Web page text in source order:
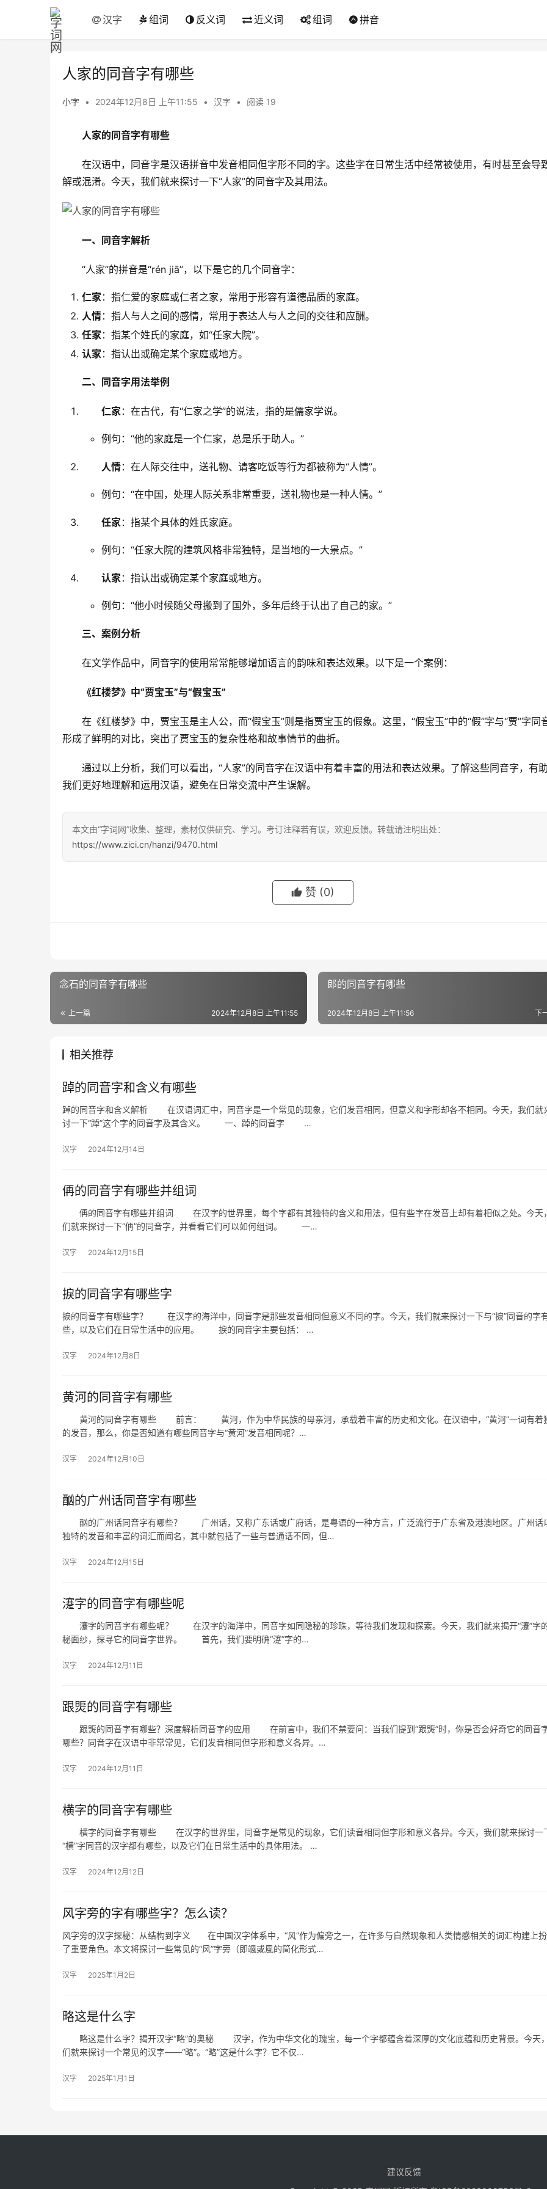
汉字 组词 反义词 近义词 组词 拼音
人家的同音字有哪些
小字 • 2024年12月8日 上午11:55 • 汉字 • 阅读 19
人家的同音字有哪些
在汉语中，同音字是汉语拼音中发音相同但字形不同的字。这些字在日常生活中经常被使用，有时甚至会导
解或混淆。今天，我们就来探讨一下“人家”的同音字及其用法。
一、同音字解析
“人家”的拼音是“rén jiā”，以下是它的几个同音字：
仁家：指仁爱的家庭或仁者之家，常用于形容有道德品质的家庭。
人情：指人与人之间的感情，常用于表达人与人之间的交往和应酬。
任家：指某个姓氏的家庭，如“任家大院”。
认家：指认出或确定某个家庭或地方。
二、同音字用法举例
仁家：在古代，有“仁家之学”的说法，指的是儒家学说。
例句：“他的家庭是一个仁家，总是乐于助人。”
人情：在人际交往中，送礼物、请客吃饭等行为都被称为“人情”。
例句：“在中国，处理人际关系非常重要，送礼物也是一种人情。”
任家：指某个具体的姓氏家庭。
例句：“任家大院的建筑风格非常独特，是当地的一大景点。”
认家：指认出或确定某个家庭或地方。
例句：“他小时候随父母搬到了国外，多年后终于认出了自己的家。”
三、案例分析
在文学作品中，同音字的使用常常能够增加语言的韵味和表达效果。以下是一个案例：
《红楼梦》中“贾宝玉”与“假宝玉”
在《红楼梦》中，贾宝玉是主人公，而“假宝玉”则是指贾宝玉的假象。这里，“假宝玉”中的“假”字与“贾”字同
形成了鲜明的对比，突出了贾宝玉的复杂性格和故事情节的曲折。
通过以上分析，我们可以看出，“人家”的同音字在汉语中有着丰富的用法和表达效果。了解这些同音字，有
我们更好地理解和运用汉语，避免在日常交流中产生误解。
本文由“字词网”收集、整理，素材仅供研究、学习。考订注释若有误，欢迎反馈。转载请注明出处：
https://www.zici.cn/hanzi/9470.html
赞 (0)
念石的同音字有哪些
上一篇 2024年12月8日 上午11:55
郎的同音字有哪些
下
2024年12月8日 上午11:56
相关推荐
踔的同音字和含义有哪些
踔的同音字和含义解析 在汉语词汇中，同音字是一个常见的现象，它们发音相同，但意义和字形却各不相同。今天，我们就
讨一下“踔”这个字的同音字及其含义。 一、踔的同音字 …
汉字 2024年12月14日
侢的同音字有哪些并组词
侢的同音字有哪些并组词 在汉字的世界里，每个字都有其独特的含义和用法，但有些字在发音上却有着相似之处。今天
们就来探讨一下“侢”的同音字，并看看它们可以如何组词。 一…
汉字 2024年12月15日
捩的同音字有哪些字
捩的同音字有哪些字？ 在汉字的海洋中，同音字是那些发音相同但意义不同的字。今天，我们就来探讨一下与“捩”同音的字
些，以及它们在日常生活中的应用。 捩的同音字主要包括： …
汉字 2024年12月8日
黄河的同音字有哪些
黄河的同音字有哪些 前言： 黄河，作为中华民族的母亲河，承载着丰富的历史和文化。在汉语中，“黄河”一词有着
的发音，那么，你是否知道有哪些同音字与“黄河”发音相同呢？…
汉字 2024年12月10日
酗的广州话同音字有哪些
酗的广州话同音字有哪些？ 广州话，又称广东话或广府话，是粤语的一种方言，广泛流行于广东省及港澳地区。广州话
独特的发音和丰富的词汇而闻名，其中就包括了一些与普通话不同，但…
汉字 2024年12月15日
瀽字的同音字有哪些呢
瀽字的同音字有哪些呢？ 在汉字的海洋中，同音字如同隐秘的珍珠，等待我们发现和探索。今天，我们就来揭开“瀽”字
秘面纱，探寻它的同音字世界。 首先，我们要明确“瀽”字的…
汉字 2024年12月11日
跟煚的同音字有哪些
跟煚的同音字有哪些？深度解析同音字的应用 在前言中，我们不禁要问：当我们提到“跟煚”时，你是否会好奇它的同音
哪些？同音字在汉语中非常常见，它们发音相同但字形和意义各异。…
汉字 2024年12月11日
横字的同音字有哪些
横字的同音字有哪些 在汉字的世界里，同音字是常见的现象，它们读音相同但字形和意义各异。今天，我们就来探讨一
“横”字同音的汉字都有哪些，以及它们在日常生活中的具体用法。 …
汉字 2024年12月12日
风字旁的字有哪些字？怎么读？
风字旁的汉字探秘：从结构到字义 在中国汉字体系中，“风”作为偏旁之一，在许多与自然现象和人类情感相关的词汇构建上
了重要角色。本文将探讨一些常见的“风”字旁（即颯或風的简化形式…
汉字 2025年1月2日
略这是什么字
略这是什么字？揭开汉字“略”的奥秘 汉字，作为中华文化的瑰宝，每一个字都蕴含着深厚的文化底蕴和历史背景。今天
们就来探讨一个常见的汉字——“略”。“略”这是什么字？它不仅…
汉字 2025年1月1日
建议反馈